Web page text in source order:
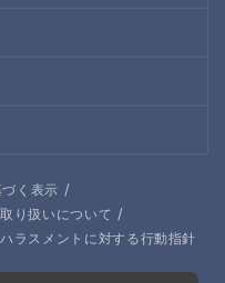
く表示 /
り扱いについて /
ラスメントに対する行動指針